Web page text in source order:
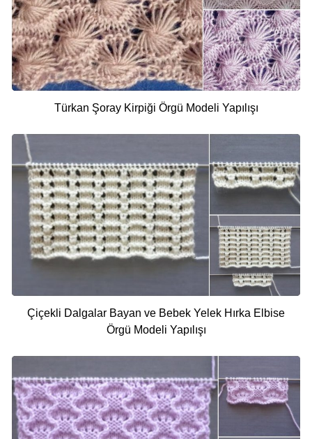
Türkan Şoray Kirpiği Örgü Modeli Yapılışı
Çiçekli Dalgalar Bayan ve Bebek Yelek Hırka Elbise
Örgü Modeli Yapılışı